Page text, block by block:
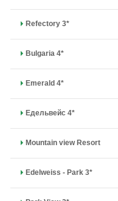
Refectory 3*
Bulgaria 4*
Emerald 4*
Едельвейс 4*
Mountain view Resort
Edelweiss - Park 3*